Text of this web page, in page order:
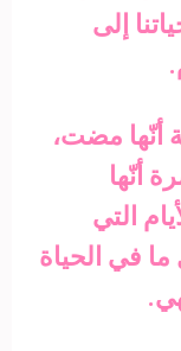
إلى
أنّها مضت،
أنّها
التي
في الحياة